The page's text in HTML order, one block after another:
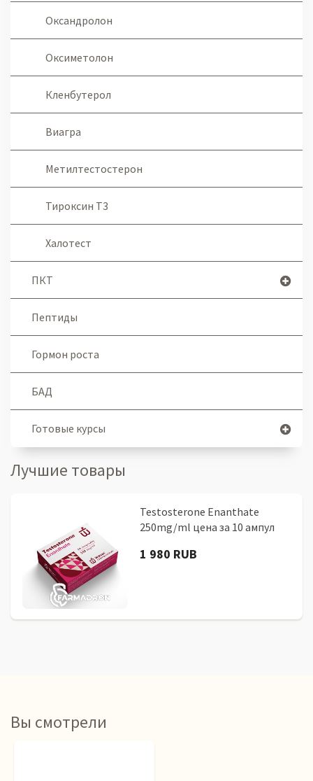
Оксандролон
Оксиметолон
Кленбутерол
Виагра
Метилтестостерон
Тироксин Т3
Халотест
ПКТ
Пептиды
Гормон роста
БАД
Готовые курсы
Лучшие товары
Testosterone Enanthate
250mg/ml цена за 10 ампул
1 980 RUB
Вы смотрели